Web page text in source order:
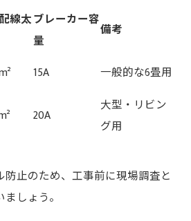
線太ブレーカー容
量
備考
15A 一般的な6畳用
20A
大型・リビン
グ用
止のため、工事前に現場調査と
しょう。